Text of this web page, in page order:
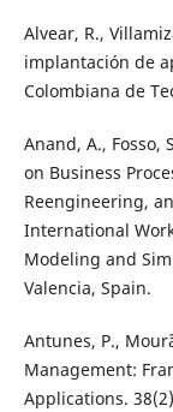
Alvear, R.,
implantación de
Colombiana de
Anand, A., Fosso,
on Business
Reengineering,
International
Modeling and
Valencia, Spain.
Antunes, P.,
Management:
Applications.